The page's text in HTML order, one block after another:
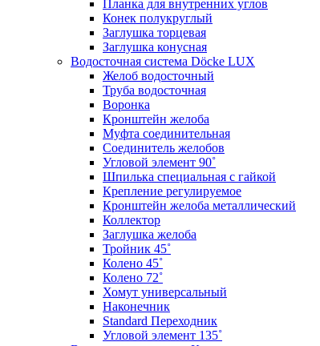
Планка для внутренних углов
Конек полукруглый
Заглушка торцевая
Заглушка конусная
Водосточная система Döcke LUX
Желоб водосточный
Труба водосточная
Воронка
Кронштейн желоба
Муфта соединительная
Соединитель желобов
Угловой элемент 90˚
Шпилька специальная с гайкой
Крепление регулируемое
Кронштейн желоба металлический
Коллектор
Заглушка желоба
Тройник 45˚
Колено 45˚
Колено 72˚
Хомут универсальный
Наконечник
Standard Переходник
Угловой элемент 135˚